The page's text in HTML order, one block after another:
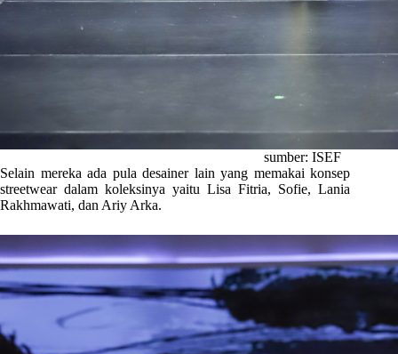
sumber: ISEF
Selain mereka ada pula desainer lain yang memakai konsep
streetwear dalam koleksinya yaitu Lisa Fitria, Sofie, Lania
Rakhmawati, dan Ariy Arka.